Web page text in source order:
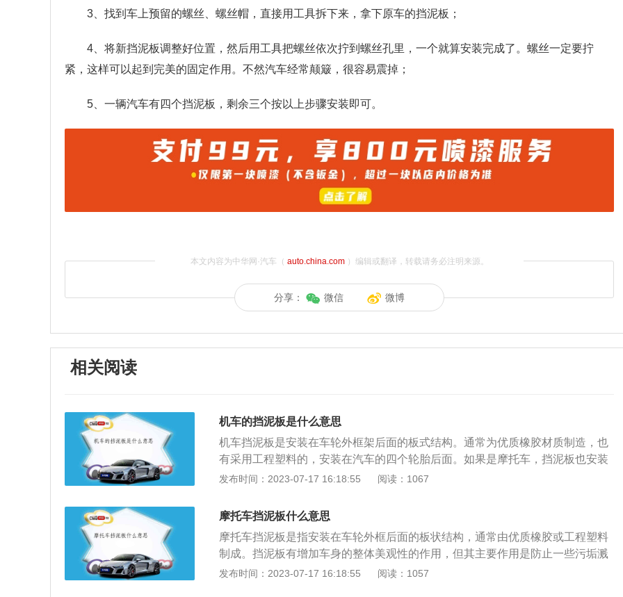
3、找到车上预留的螺丝、螺丝帽，直接用工具拆下来，拿下原车的挡泥板；
4、将新挡泥板调整好位置，然后用工具把螺丝依次拧到螺丝孔里，一个就算安装完成了。螺丝一定要拧
紧，这样可以起到完美的固定作用。不然汽车经常颠簸，很容易震掉；
5、一辆汽车有四个挡泥板，剩余三个按以上步骤安装即可。
本文内容为中华网·汽车（ auto.china.com）编辑或翻译，转载请务必注明来源。
分享： 微信 微博
相关阅读
机车的挡泥板是什么意思
机车挡泥板是安装在车轮外框架后面的板式结构。通常为优质橡胶材质制造，也
有采用工程塑料的，安装在汽车的四个轮胎后面。如果是摩托车，挡泥板也安装
在轮胎后面。在4s店买的车，都是店里负责安装挡泥板的，市面上买的挡泥板或
了防止一些泥土溅到车身或人身上，导致车身或人身不美观。2、防止生锈：可
以防止泥土溅到拉杆、球头上导致过早的生锈。3、防止崩掉本车外漆：车辆容
易在轮胎缝内夹带小石子，速度过快容易甩在车身上，崩掉本车外漆。
发布时间：2023-07-17 16:18:55 阅读：1067
摩托车挡泥板什么意思
摩托车挡泥板是指安装在车轮外框后面的板状结构，通常由优质橡胶或工程塑料
制成。挡泥板有增加车身的整体美观性的作用，但其主要作用是防止一些污垢溅
到车身或身上，导致车身或人不雅观，也可以防止泥土溅到拉杆和球头上导致的
发布时间：2023-07-17 16:18:55 阅读：1057